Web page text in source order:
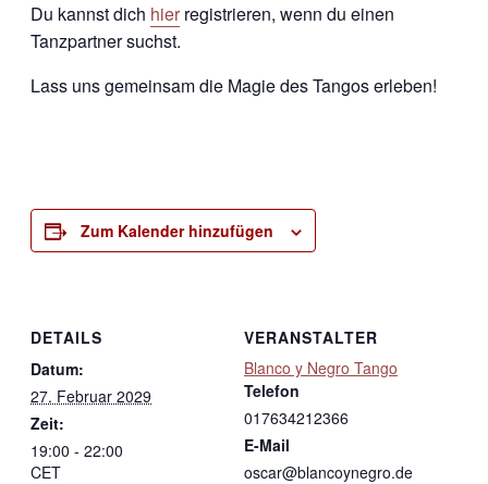
Du kannst dich hier registrieren, wenn du einen
Tanzpartner suchst.
Lass uns gemeinsam die Magie des Tangos erleben!
Zum Kalender hinzufügen
DETAILS
Datum:
27. Februar 2029
Zeit:
19:00 - 22:00
CET
VERANSTALTER
Blanco y Negro Tango
Telefon
017634212366
E-Mail
oscar@blancoynegro.de